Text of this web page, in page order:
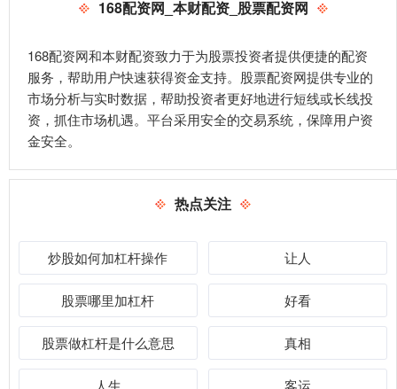
168配资网_本财配资_股票配资网
168配资网和本财配资致力于为股票投资者提供便捷的配资
服务，帮助用户快速获得资金支持。股票配资网提供专业的
市场分析与实时数据，帮助投资者更好地进行短线或长线投
资，抓住市场机遇。平台采用安全的交易系统，保障用户资
金安全。
热点关注
炒股如何加杠杆操作 让人
股票哪里加杠杆 好看
股票做杠杆是什么意思 真相
人生 客运